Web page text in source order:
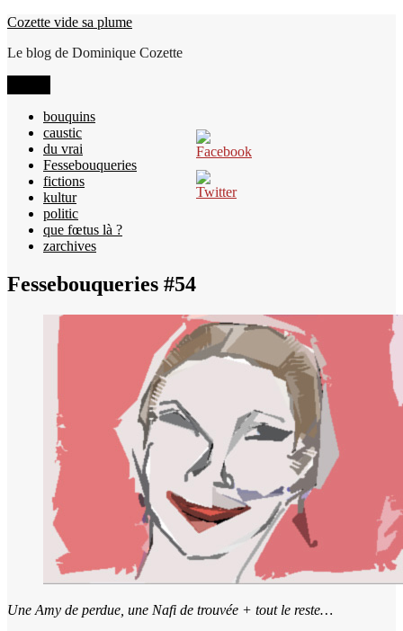
Aller
contenu
Cozette vide sa plume
Le blog de Dominique Cozette
bouquins
caustic
du vrai
Fessebouqueries
fictions
kultur
politic
que fœtus là ?
zarchives
Fessebouqueries #54
Une Amy de perdue, une Nafi de trouvée + tout le reste…